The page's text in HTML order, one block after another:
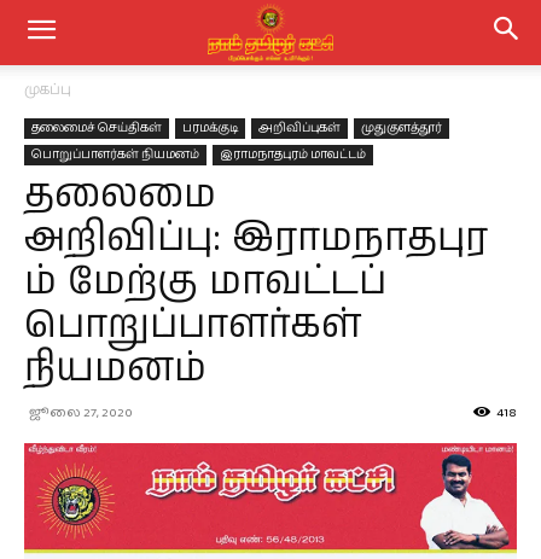
முகப்பு
தலைமைச் செய்திகள் பரமக்குடி அறிவிப்புகள்
முதுகுளத்தூர்
பொறுப்பாளர்கள் நியமனம்
இராமநாதபுரம் மாவட்டம்
தலைமை
அறிவிப்பு: இராமநாதபுர
ம் மேற்கு மாவட்டப்
பொறுப்பாளர்கள்
நியமனம்
ஜூலை 27, 2020 418